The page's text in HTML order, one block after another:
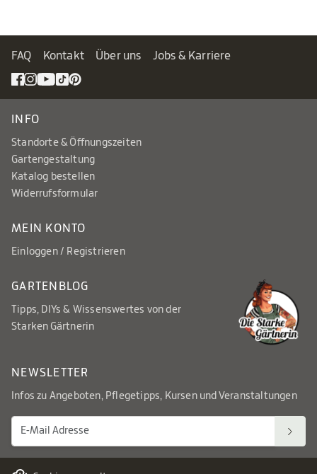
FAQ Kontakt Über uns Jobs & Karriere
INFO
Standorte & Öffnungszeiten
Gartengestaltung
Katalog bestellen
Widerrufsformular
MEIN KONTO
Einloggen / Registrieren
GARTENBLOG
Tipps, DIYs & Wissenswertes von der
Starken Gärtnerin
NEWSLETTER
Infos zu Angeboten, Pflegetipps, Kursen und Veranstaltungen